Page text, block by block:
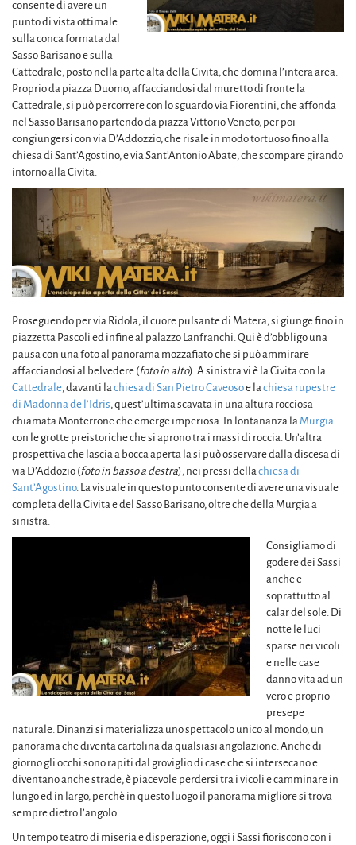
consente di avere un
punto di vista ottimale
sulla conca formata dal
Sasso Barisano e sulla
Cattedrale, posto nella parte alta della Civita, che domina l’intera area.
Proprio da piazza Duomo, affacciandosi dal muretto di fronte la
Cattedrale, si può percorrere con lo sguardo via Fiorentini, che affonda
nel Sasso Barisano partendo da piazza Vittorio Veneto, per poi
congiungersi con via D’Addozzio, che risale in modo tortuoso fino alla
chiesa di Sant’Agostino, e via Sant’Antonio Abate, che scompare girando
intorno alla Civita.
Proseguendo per via Ridola, il cuore pulsante di Matera, si giunge fino in
piazzetta Pascoli ed infine al palazzo Lanfranchi. Qui è d’obbligo una
pausa con una foto al panorama mozzafiato che si può ammirare
affacciandosi al belvedere (foto in alto). A sinistra vi è la Civita con la
Cattedrale, davanti lachiesa di San Pietro Caveosoe lachiesa rupestre
di Madonna de l’Idris, quest’ultima scavata in una altura rocciosa
chiamata Monterrone che emerge imperiosa. In lontananza la Murgia
con le grotte preistoriche che si aprono tra i massi di roccia. Un’altra
prospettiva che lascia a bocca aperta la si può osservare dalla discesa di
via D’Addozio (foto in basso a destra), nei pressi dellachiesa di
Sant’Agostino. La visuale in questo punto consente di avere una visuale
completa della Civita e del Sasso Barisano, oltre che della Murgia a
sinistra.
Consigliamo di
godere dei Sassi
anche e
soprattutto al
calar del sole. Di
notte le luci
sparse nei vicoli
e nelle case
danno vita ad un
vero e proprio
presepe
naturale. Dinanzi si materializza uno spettacolo unico al mondo, un
panorama che diventa cartolina da qualsiasi angolazione. Anche di
giorno gli occhi sono rapiti dal groviglio di case che si intersecano e
diventano anche strade, è piacevole perdersi tra i vicoli e camminare in
lungo ed in largo, perchè in questo luogo il panorama migliore si trova
sempre dietro l’angolo.
Un tempo teatro di miseria e disperazione, oggi i Sassi fioriscono con i